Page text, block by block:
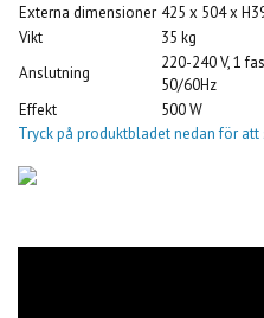
Externa dimensioner 425 x 504 x
Vikt
35 kg
Anslutning
220-240 V, 1
50/60Hz
Effekt
500 W
Tryck på produktbladet nedan för att